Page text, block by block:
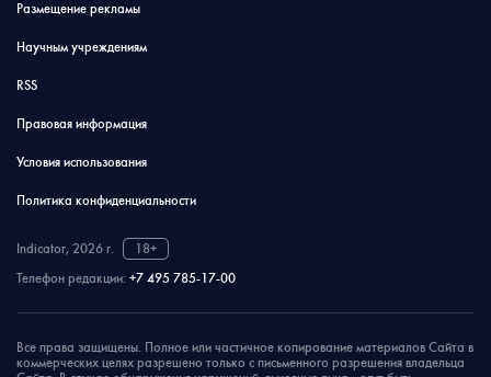
Размещение рекламы
Научным учреждениям
RSS
Правовая информация
Условия использования
Политика конфиденциальности
Indicator, 2026 г.
18+
Телефон редакции: +7 495 785-17-00
Все права защищены. Полное или частичное копирование материалов Сайта в
коммерческих целях разрешено только с письменного разрешения владельца